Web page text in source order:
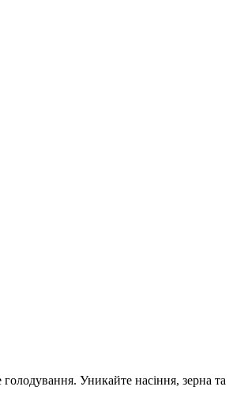
Уникайте насіння, зерна та